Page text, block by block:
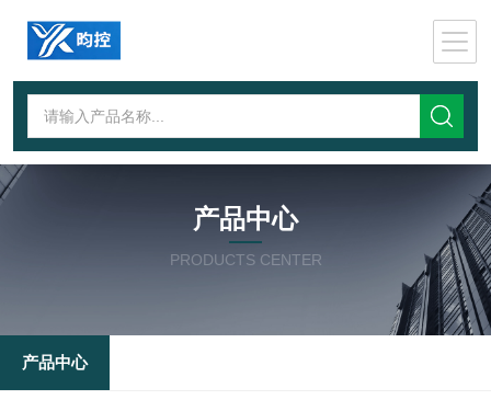
产品中心
PRODUCTS CENTER
产品中心